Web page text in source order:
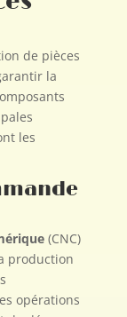
de pièces
la
les
(CNC)
production
opérations